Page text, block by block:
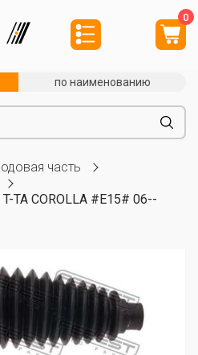
0
по наименованию
часть
TA COROLLA #E15# 06--